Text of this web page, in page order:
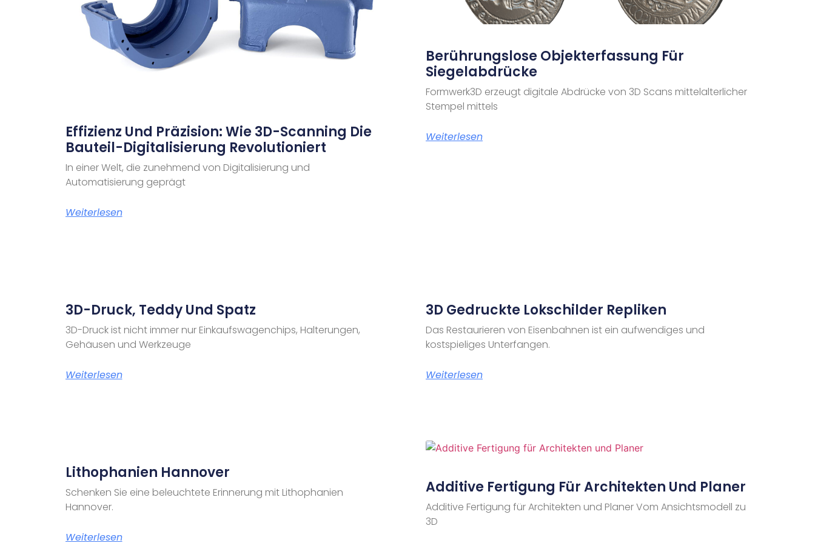
Effizienz Und Präzision: Wie 3D-Scanning Die
Bauteil-Digitalisierung Revolutioniert
In einer Welt, die zunehmend von Digitalisierung und
Automatisierung geprägt
Weiterlesen
Berührungslose Objekterfassung Für
Siegelabdrücke
Formwerk3D erzeugt digitale Abdrücke von 3D Scans mittelalterlicher
Stempel mittels
Weiterlesen
3D-Druck, Teddy Und Spatz
3D-Druck ist nicht immer nur Einkaufswagenchips, Halterungen,
Gehäusen und Werkzeuge
Weiterlesen
3D Gedruckte Lokschilder Repliken
Das Restaurieren von Eisenbahnen ist ein aufwendiges und
kostspieliges Unterfangen.
Weiterlesen
Lithophanien Hannover
Schenken Sie eine beleuchtete Erinnerung mit Lithophanien
Hannover.
Weiterlesen
Additive Fertigung Für Architekten Und Planer
Additive Fertigung für Architekten und Planer Vom Ansichtsmodell zu
3D